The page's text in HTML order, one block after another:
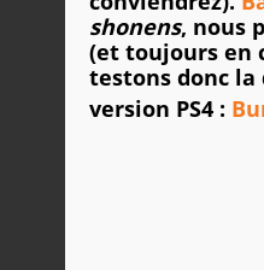
shonens, nous
(et toujours en
testons donc
version PS4 : B